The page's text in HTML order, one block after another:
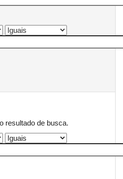
resultado de busca.